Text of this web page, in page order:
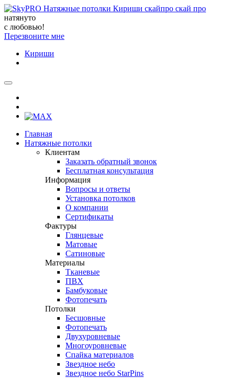
натянуто
с любовью!
Перезвоните мне
Кириши
Главная
Натяжные потолки
Клиентам
Заказать обратный звонок
Бесплатная консультация
Информация
Вопросы и ответы
Установка потолков
О компании
Сертификаты
Фактуры
Глянцевые
Матовые
Сатиновые
Материалы
Тканевые
ПВХ
Бамбуковые
Фотопечать
Потолки
Бесшовные
Фотопечать
Двухуровневые
Многоуровневые
Спайка материалов
Звездное небо
Звездное небо StarPins